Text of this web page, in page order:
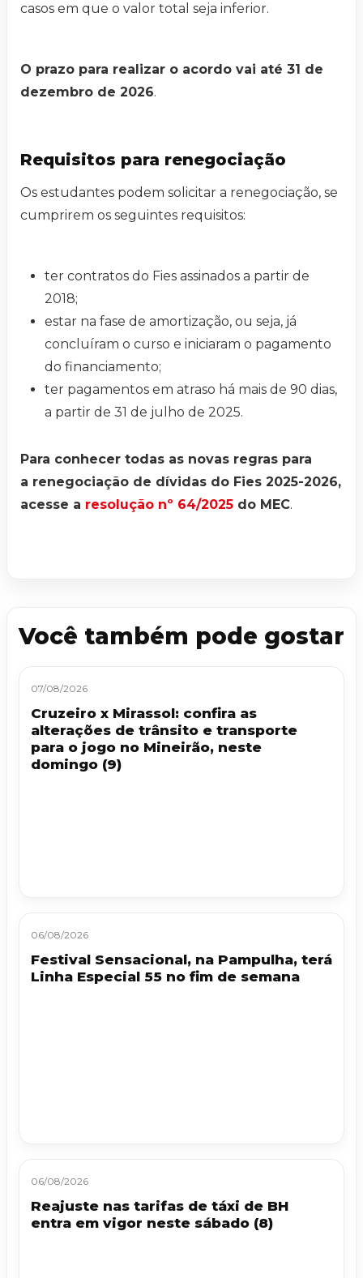
casos em que o valor total seja inferior.
O prazo para realizar o acordo vai até 31 de
dezembro de 2026.
Requisitos para renegociação
Os estudantes podem solicitar a renegociação, se
cumprirem os seguintes requisitos:
ter contratos do Fies assinados a partir de
2018;
estar na fase de amortização, ou seja, já
concluíram o curso e iniciaram o pagamento
do financiamento;
ter pagamentos em atraso há mais de 90 dias,
a partir de 31 de julho de 2025.
Para conhecer todas as novas regras para
a renegociação de dívidas do Fies 2025-2026,
acesse a resolução nº 64/2025 do MEC.
Você também pode gostar
07/08/2026
Cruzeiro x Mirassol: confira as
alterações de trânsito e transporte
para o jogo no Mineirão, neste
domingo (9)
06/08/2026
Festival Sensacional, na Pampulha, terá
Linha Especial 55 no fim de semana
06/08/2026
Reajuste nas tarifas de táxi de BH
entra em vigor neste sábado (8)